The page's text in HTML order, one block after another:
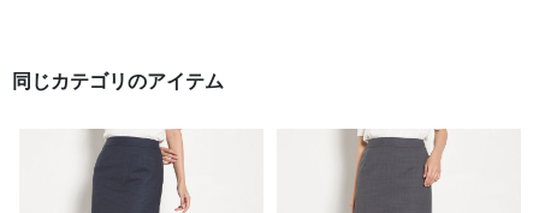
同じカテゴリのアイテム